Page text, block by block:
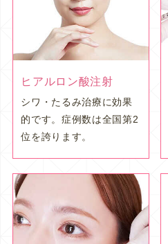
ヒアルロン酸注射
シワ・たるみ治療に効果
的です。症例数は全国第2
位を誇ります。